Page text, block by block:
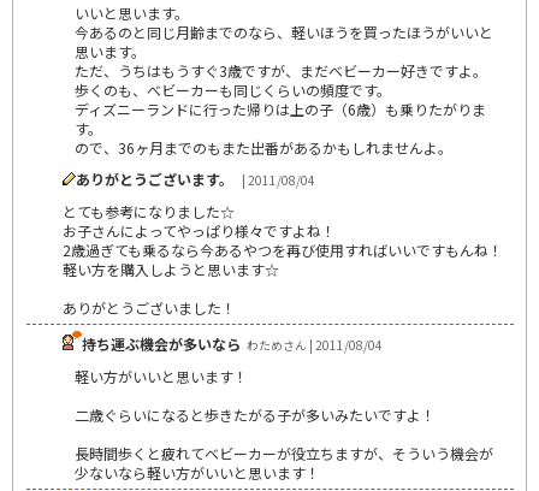
いいと思います。
今あるのと同じ月齢までのなら、軽いほうを買ったほうがいいと
思います。
ただ、うちはもうすぐ3歳ですが、まだベビーカー好きですよ。
歩くのも、べビーカーも同じくらいの頻度です。
ディズニーランドに行った帰りは上の子（6歳）も乗りたがりま
す。
ので、36ヶ月までのもまた出番があるかもしれませんよ。
ありがとうございます。
| 2011/08/04
とても参考になりました☆
お子さんによってやっぱり様々ですよね！
2歳過ぎても乗るなら今あるやつを再び使用すればいいですもんね！
軽い方を購入しようと思います☆
ありがとうございました！
持ち運ぶ機会が多いなら わためさん | 2011/08/04
軽い方がいいと思います！
二歳ぐらいになると歩きたがる子が多いみたいですよ！
長時間歩くと疲れてベビーカーが役立ちますが、そういう機会が
少ないなら軽い方がいいと思います！